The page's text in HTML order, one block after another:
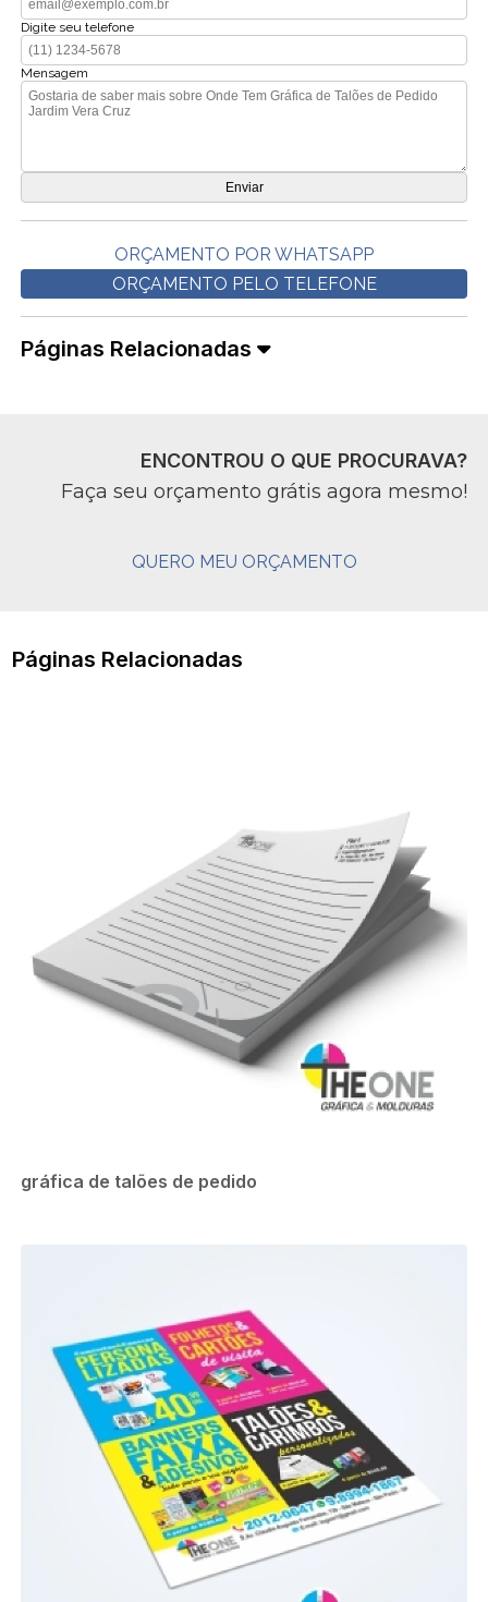
Digite seu telefone
Mensagem
ORÇAMENTO POR WHATSAPP
ORÇAMENTO PELO TELEFONE
Páginas Relacionadas
ENCONTROU O QUE PROCURAVA?
Faça seu orçamento grátis agora mesmo!
QUERO MEU ORÇAMENTO
Páginas Relacionadas
gráfica de talões de pedido